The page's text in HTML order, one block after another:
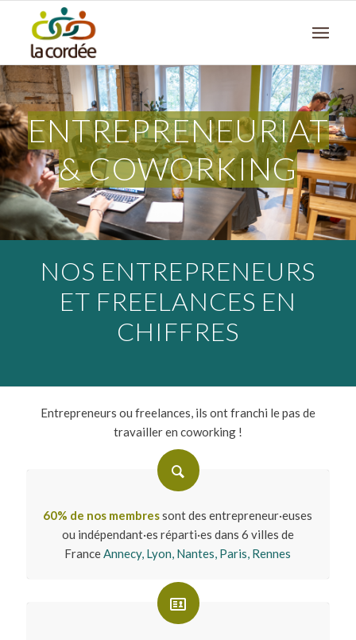
ENTREPRENEURIAT
& COWORKING
NOS ENTREPRENEURS
ET FREELANCES EN
CHIFFRES
Entrepreneurs ou freelances, ils ont franchi le pas de
travailler en coworking !
60% de nos membressont des entrepreneur·euses
ou indépendant·es réparti·es dans 6 villes de
FranceAnnecy, Lyon, Nantes, Paris, Rennes